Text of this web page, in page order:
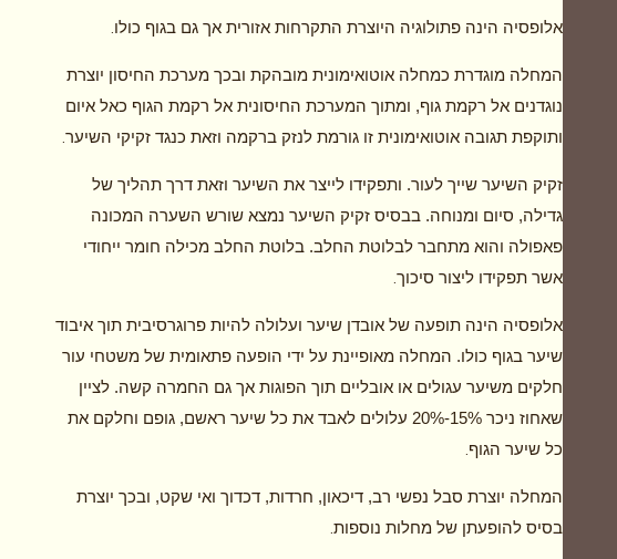
אלופסיה הינה פתולוגיה היוצרת התקרחות אזורית אך גם בגוף כולו.
המחלה מוגדרת כמחלה אוטואימונית מובהקת ובכך מערכת החיסון יוצרת
נוגדנים אל רקמת גוף, ומתוך המערכת החיסונית אל רקמת הגוף כאל איום
ותוקפת תגובה אוטואימונית זו גורמת לנזק ברקמה וזאת כנגד זקיקי השיער.
זקיק השיער שייך לעור. ותפקידו לייצר את השיער וזאת דרך תהליך של
גדילה, סיום ומנוחה. בבסיס זקיק השיער נמצא שורש השערה המכונה
פאפולה והוא מתחבר לבלוטת החלב. בלוטת החלב מכילה חומר ייחודי
אשר תפקידו ליצור סיכוך.
אלופסיה הינה תופעה של אובדן שיער ועלולה להיות פרוגרסיבית תוך איבוד
שיער בגוף כולו. המחלה מאופיינת על ידי הופעה פתאומית של משטחי עור
חלקים משיער עגולים או אובליים תוך הפוגות אך גם החמרה קשה. לציין
שאחוז ניכר 15%-20% עלולים לאבד את כל שיער ראשם, גופם וחלקם את
כל שיער הגוף.
המחלה יוצרת סבל נפשי רב, דיכאון, חרדות, דכדוך ואי שקט, ובכך יוצרת
בסיס להופעתן של מחלות נוספות.